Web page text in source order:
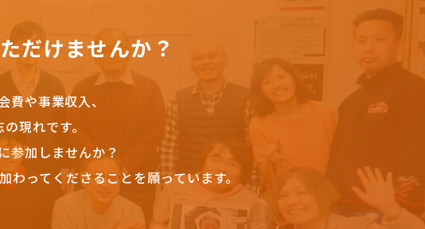
だけませんか？
費や事業収入、
現れです。
参加しませんか？
ってくださることを願っています。